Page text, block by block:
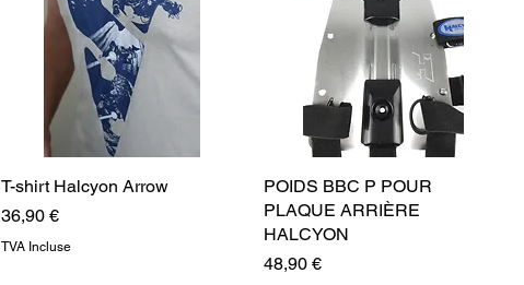
Aperçu rapide
T-shirt Halcyon Arrow
Prix
36,90 €
TVA Incluse
Aperçu rapide
POIDS BBC P POUR
PLAQUE ARRIÈRE
HALCYON
Prix
48,90 €